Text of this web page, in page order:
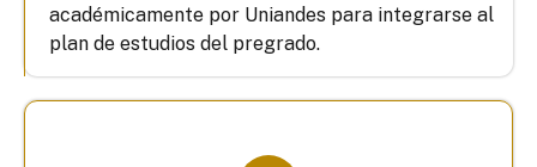
académicamente por Uniandes para integrarse al
plan de estudios del pregrado.